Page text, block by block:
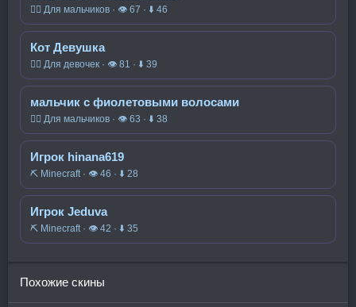
🧍‍♂️ Для мальчиков · 👁 67 · ⬇ 46
Кот Девушка
🧍‍♀️ Для девочек · 👁 81 · ⬇ 39
мальчик с фиолетовыми волосами
🧍‍♂️ Для мальчиков · 👁 63 · ⬇ 38
Игрок hinana619
⛏️ Minecraft · 👁 46 · ⬇ 28
Игрок Jeduva
⛏️ Minecraft · 👁 42 · ⬇ 35
Похожие скины